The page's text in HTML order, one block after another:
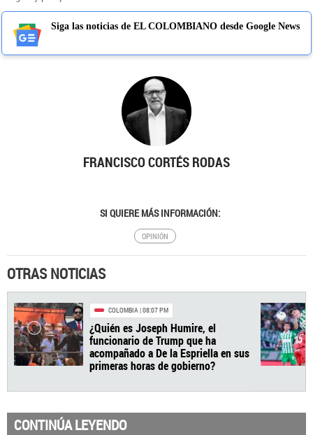
Siga las noticias de EL COLOMBIANO desde Google News
FRANCISCO CORTÉS RODAS
SI QUIERE MÁS INFORMACIÓN:
OPINIÓN
OTRAS NOTICIAS
CONTINÚA LEYENDO